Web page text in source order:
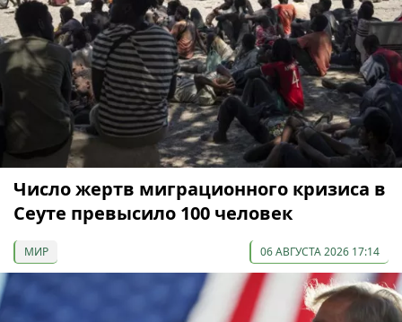
Число жертв миграционного кризиса в
Сеуте превысило 100 человек
МИР 06 АВГУСТА 2026 17:14